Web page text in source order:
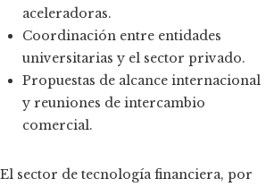
aceleradoras.
Coordinación entre entidades
universitarias y el sector privado.
Propuestas de alcance internacional
y reuniones de intercambio
comercial.
El sector de tecnología financiera, por